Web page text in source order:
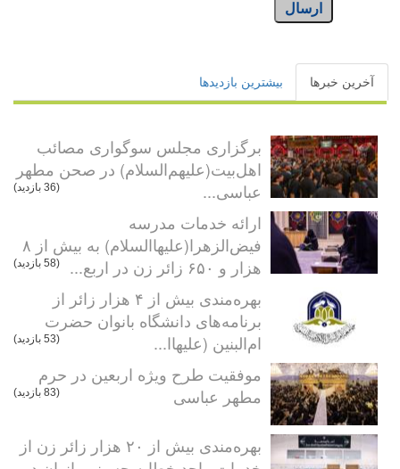
ارسال
آخرین خبرها بیشترین بازدیدها
برگزاری مجلس سوگواری مصائب
اهل‌بیت(علیهم‌السلام) در صحن مطهر
عباسی...
(36 بازدید)
ارائه خدمات مدرسه
فیض‌الزهرا(علیهاالسلام) به بیش از ۸
هزار و ۶۵۰ زائر زن در اربع...
(58 بازدید)
بهره‌مندی بیش از ۴ هزار زائر از
برنامه‌های دانشگاه بانوان حضرت
ام‌البنین (علیهاا...
(53 بازدید)
موفقیت طرح ویژه اربعین در حرم
مطهر عباسی
(83 بازدید)
بهره‌مندی بیش از ۲۰ هزار زائر زن از